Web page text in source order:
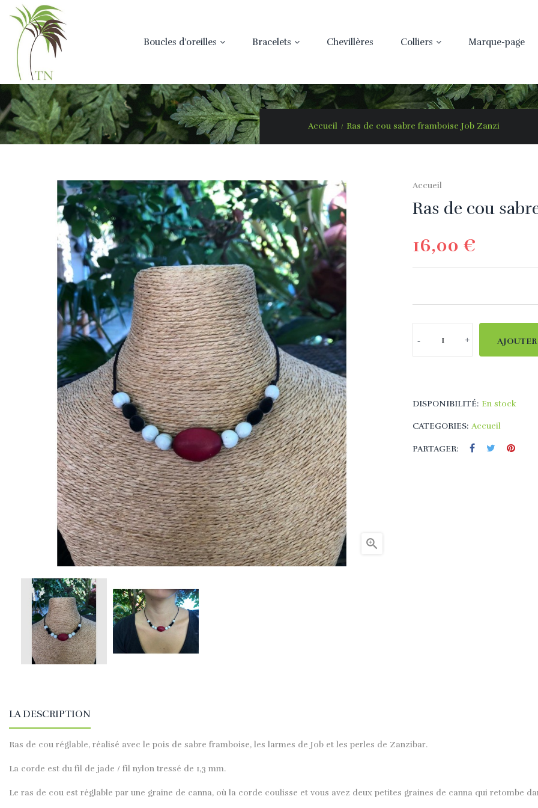
Boucles d'oreilles Bracelets Chevillères Colliers Marque-page
Accueil Ras de cou sabre framboise Job Zanzi

Accueil
Ras de cou
16,00 €
DISPONIBILITÉ: En stock
CATEGORIES: Accueil
PARTAGER:
LA DESCRIPTION
Ras de cou réglable, réalisé avec le pois de sabre framboise, les larmes de Job et les perles de Zanzibar.
La corde est du fil de jade / fil nylon tressé de 1,3 mm.
Le ras de cou est réglable par une graine de canna, où la corde coulisse et vous avez deux petites graines de canna qui retombe